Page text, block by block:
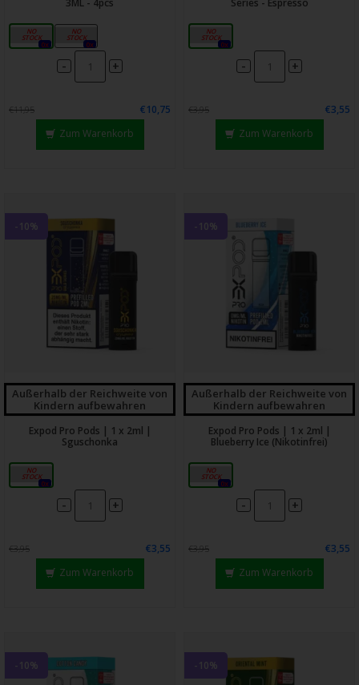
3ML - 4pcs
Clear
0x
Black
0x
- +
€11,95
€10,75
Zum Warenkorb
Series - Espresso
20mg
0x
- +
€3,95
€3,55
Zum Warenkorb
-10%
Außerhalb der Reichweite von
Kindern aufbewahren
Expod Pro Pods | 1 x 2ml |
Sguschonka
20mg
0x
- +
€3,95
€3,55
Zum Warenkorb
-10%
Außerhalb der Reichweite von
Kindern aufbewahren
Expod Pro Pods | 1 x 2ml |
Blueberry Ice (Nikotinfrei)
0mg
0x
- +
€3,95
€3,55
Zum Warenkorb
-10% -10%